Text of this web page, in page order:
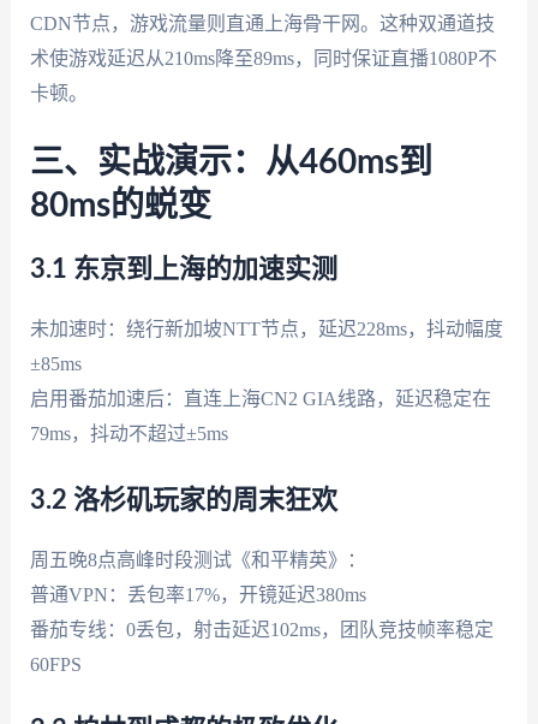
CDN节点，游戏流量则直通上海骨干网。这种双通道技
术使游戏延迟从210ms降至89ms，同时保证直播1080P不
卡顿。
三、实战演示：从460ms到
80ms的蜕变
3.1 东京到上海的加速实测
未加速时：绕行新加坡NTT节点，延迟228ms，抖动幅度
±85ms
启用番茄加速后：直连上海CN2 GIA线路，延迟稳定在
79ms，抖动不超过±5ms
3.2 洛杉矶玩家的周末狂欢
周五晚8点高峰时段测试《和平精英》：
普通VPN：丢包率17%，开镜延迟380ms
番茄专线：0丢包，射击延迟102ms，团队竞技帧率稳定
60FPS